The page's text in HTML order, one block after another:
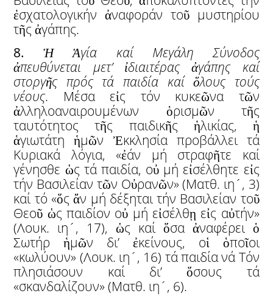
ἐσχατολογικήν ἀναφοράν τοῦ μυστηρίου
τῆς ἀγάπης.
8.Ἡ Ἁγία καί Μεγάλη Σύνοδος
ἀπευθύνεται μετ’ ἰδιαιτέραςἀγάπης καί
στοργῆς πρός τά παιδία καίὅλους τούς
νέους. Μέσα εἰς τόν κυκεῶνα τῶν
ἀλληλοαναιρουμένων ὁρισμῶν τῆς
ταυτότητος τῆς παιδικῆς ἡλικίας, ἡ
ἁγιωτάτη ἡμῶν Ἐκκλησία προβάλλει τά
Κυριακά λόγια, «ἐάν μή στραφῆτε καί
γένησθε ὡς τά παιδία, οὐ μή εἰσέλθητε εἰς
τήν Βασιλείαν τῶν Οὐρανῶν» (Ματθ. ιη´, 3)
καί τό «ὅς ἄν μή δέξηται τήν Βασιλείαν τοῦ
Θεοῦ ὡς παιδίον οὐ μή εἰσέλθῃ εἰς αὐτήν»
(Λουκ. ιη´, 17), ὡς καί ὅσα ἀναφέρει ὁ
Σωτήρ ἡμῶν δι’ ἐκείνους, οἱ ὁποῖοι
«κωλύουν» (Λουκ. ιη´, 16) τά παιδία νά Τόν
πλησιάσουν καί δι’ ὅσους τά
«σκανδαλίζουν» (Ματθ. ιη´, 6).